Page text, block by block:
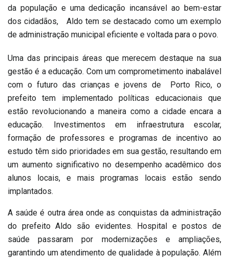
da população e uma dedicação incansável ao bem-estar
dos cidadãos, Aldo tem se destacado como um exemplo
de administração municipal eficiente e voltada para o povo.
Uma das principais áreas que merecem destaque na sua
gestão é a educação. Com um comprometimento inabalável
com o futuro das crianças e jovens de Porto Rico, o
prefeito tem implementado políticas educacionais que
estão revolucionando a maneira como a cidade encara a
educação. Investimentos em infraestrutura escolar,
formação de professores e programas de incentivo ao
estudo têm sido prioridades em sua gestão, resultando em
um aumento significativo no desempenho acadêmico dos
alunos locais, e mais programas locais estão sendo
implantados.
A saúde é outra área onde as conquistas da administração
do prefeito Aldo são evidentes. Hospital e postos de
saúde passaram por modernizações e ampliações,
garantindo um atendimento de qualidade à população. Além